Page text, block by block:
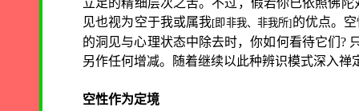
立足的精细层次之苦。不过，假若你已依照佛
见也视为空于我或属我[即非我、非我所]的优点。
的洞见与心理状态中除去时，你如何看待它们?
另作任何增减。随着继续以此种辨识模式深入
空性作为定境